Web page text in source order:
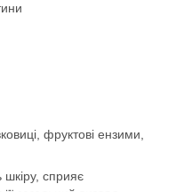
фруктові ензими,
шкіру, сприяє